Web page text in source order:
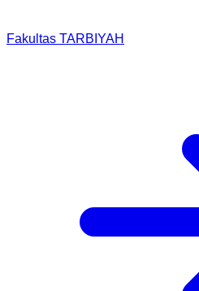
Fakultas TARBIYAH